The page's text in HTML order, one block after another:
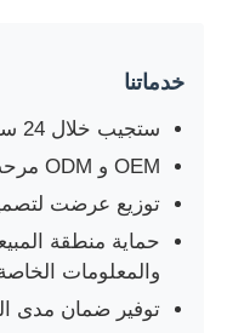
خدماتنا
ستجيب خلال 24 ساعة
OEM و ODM مرحب بهم
توزيع عرضت
حماية منطقة
والمعلومات
توفير ضمان مدى